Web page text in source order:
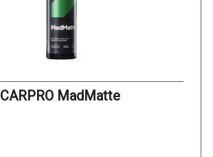
CARPRO MadMatte